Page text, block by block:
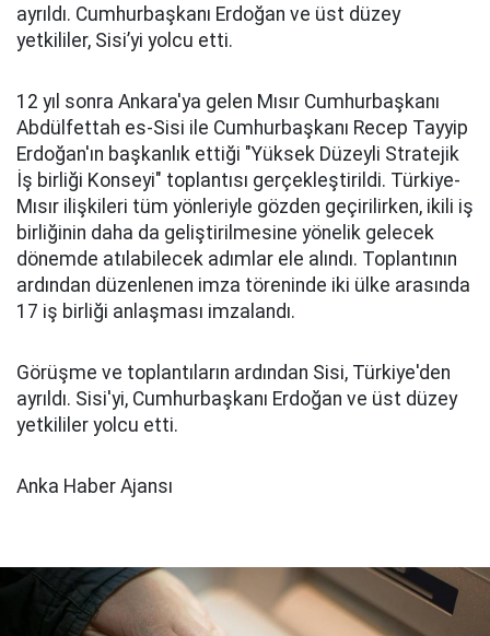
ayrıldı. Cumhurbaşkanı Erdoğan ve üst düzey
yetkililer, Sisi’yi yolcu etti.
12 yıl sonra Ankara'ya gelen Mısır Cumhurbaşkanı
Abdülfettah es-Sisi ile Cumhurbaşkanı Recep Tayyip
Erdoğan'ın başkanlık ettiği "Yüksek Düzeyli Stratejik
İş birliği Konseyi" toplantısı gerçekleştirildi. Türkiye-
Mısır ilişkileri tüm yönleriyle gözden geçirilirken, ikili iş
birliğinin daha da geliştirilmesine yönelik gelecek
dönemde atılabilecek adımlar ele alındı. Toplantının
ardından düzenlenen imza töreninde iki ülke arasında
17 iş birliği anlaşması imzalandı.
Görüşme ve toplantıların ardından Sisi, Türkiye'den
ayrıldı. Sisi'yi, Cumhurbaşkanı Erdoğan ve üst düzey
yetkililer yolcu etti.
Anka Haber Ajansı